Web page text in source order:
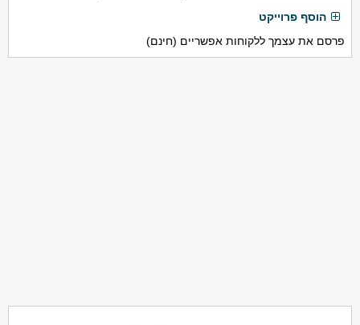
הוסף פרוייקט
פרסם את עצמך ללקוחות אפשריים (חינם)